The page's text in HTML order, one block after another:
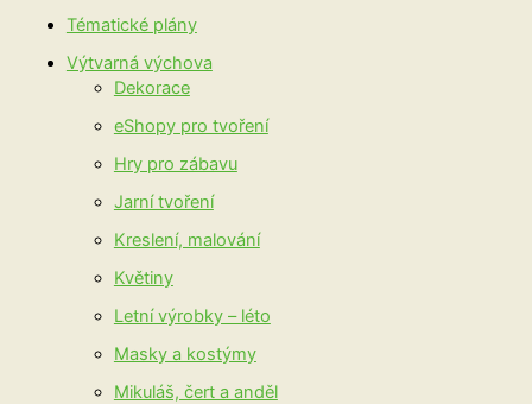
Tématické plány
Výtvarná výchova
Dekorace
eShopy pro tvoření
Hry pro zábavu
Jarní tvoření
Kreslení, malování
Květiny
Letní výrobky – léto
Masky a kostýmy
Mikuláš, čert a anděl